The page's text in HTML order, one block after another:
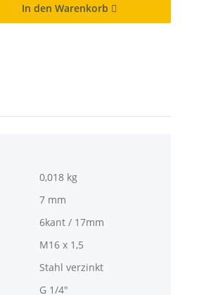
In den Warenkorb
0,018 kg
7 mm
6kant / 17mm
M16 x 1,5
Stahl verzinkt
G 1/4"